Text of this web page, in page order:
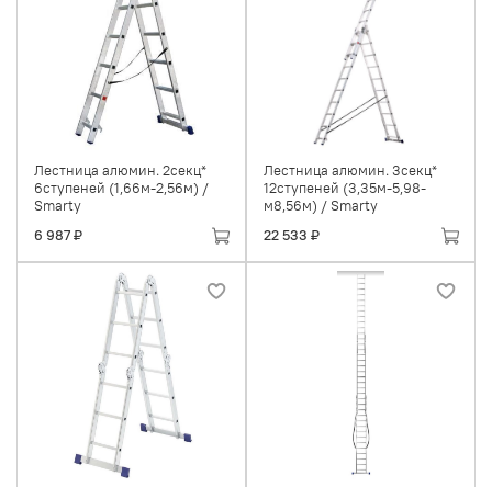
Лестница алюмин. 2секц*
6ступеней (1,66м-2,56м) /
Smarty
6 987 ₽
Лестница алюмин. 3секц*
12ступеней (3,35м-5,98-
м8,56м) / Smarty
22 533 ₽